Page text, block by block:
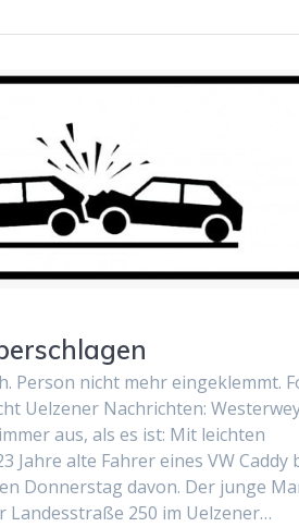
Person nicht mehr eingeklemmt.
Uelzener Nachrichten:
aus, als es ist: Mit leichten
Jahre alte Fahrer eines VW Caddy
Donnerstag davon. Der junge
Landesstraße 250 im Uelzener…